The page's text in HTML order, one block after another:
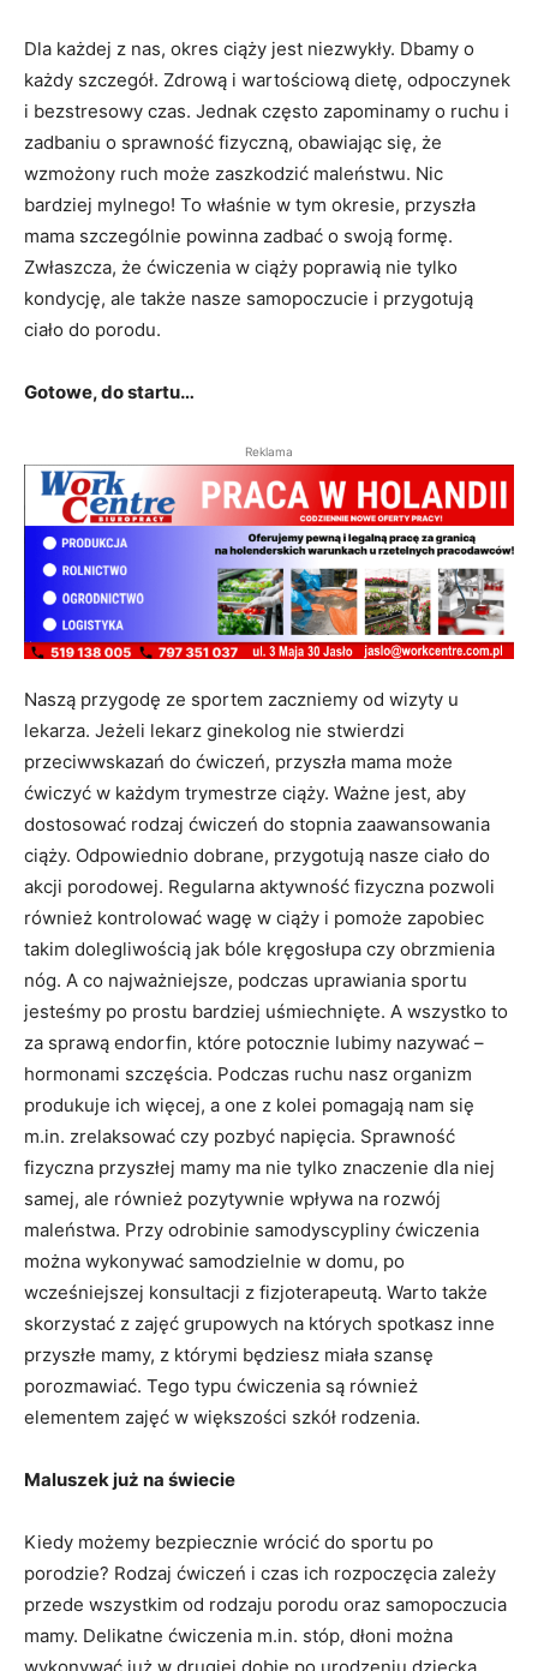
Dla każdej z nas, okres ciąży jest niezwykły. Dbamy o
każdy szczegół. Zdrową i wartościową dietę, odpoczynek
i bezstresowy czas. Jednak często zapominamy o ruchu i
zadbaniu o sprawność fizyczną, obawiając się, że
wzmożony ruch może zaszkodzić maleństwu. Nic
bardziej mylnego! To właśnie w tym okresie, przyszła
mama szczególnie powinna zadbać o swoją formę.
Zwłaszcza, że ćwiczenia w ciąży poprawią nie tylko
kondycję, ale także nasze samopoczucie i przygotują
ciało do porodu.
Gotowe, do startu…
Reklama
Naszą przygodę ze sportem zaczniemy od wizyty u
lekarza. Jeżeli lekarz ginekolog nie stwierdzi
przeciwwskazań do ćwiczeń, przyszła mama może
ćwiczyć w każdym trymestrze ciąży. Ważne jest, aby
dostosować rodzaj ćwiczeń do stopnia zaawansowania
ciąży. Odpowiednio dobrane, przygotują nasze ciało do
akcji porodowej. Regularna aktywność fizyczna pozwoli
również kontrolować wagę w ciąży i pomoże zapobiec
takim dolegliwością jak bóle kręgosłupa czy obrzmienia
nóg. A co najważniejsze, podczas uprawiania sportu
jesteśmy po prostu bardziej uśmiechnięte. A wszystko to
za sprawą endorfin, które potocznie lubimy nazywać –
hormonami szczęścia. Podczas ruchu nasz organizm
produkuje ich więcej, a one z kolei pomagają nam się
m.in. zrelaksować czy pozbyć napięcia. Sprawność
fizyczna przyszłej mamy ma nie tylko znaczenie dla niej
samej, ale również pozytywnie wpływa na rozwój
maleństwa. Przy odrobinie samodyscypliny ćwiczenia
można wykonywać samodzielnie w domu, po
wcześniejszej konsultacji z fizjoterapeutą. Warto także
skorzystać z zajęć grupowych na których spotkasz inne
przyszłe mamy, z którymi będziesz miała szansę
porozmawiać. Tego typu ćwiczenia są również
elementem zajęć w większości szkół rodzenia.
Maluszek już na świecie
Kiedy możemy bezpiecznie wrócić do sportu po
porodzie? Rodzaj ćwiczeń i czas ich rozpoczęcia zależy
przede wszystkim od rodzaju porodu oraz samopoczucia
mamy. Delikatne ćwiczenia m.in. stóp, dłoni można